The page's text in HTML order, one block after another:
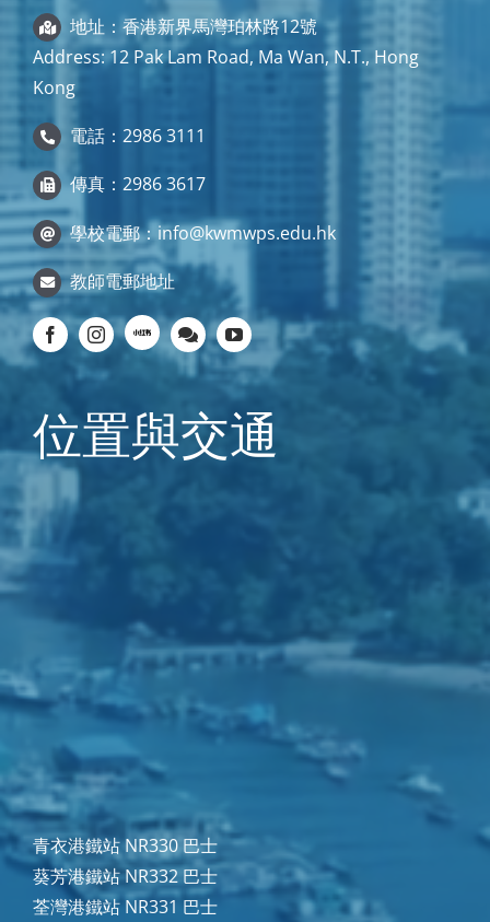
地址：香港新界馬灣珀林路12號
Address: 12 Pak Lam Road, Ma Wan, N.T., Hong
Kong
電話：2986 3111
傳真：2986 3617
學校電郵： info@kwmwps.edu.hk
教師電郵地址
位置與交通
青衣港鐵站 NR330 巴士
葵芳港鐵站 NR332 巴士
荃灣港鐵站 NR331 巴士